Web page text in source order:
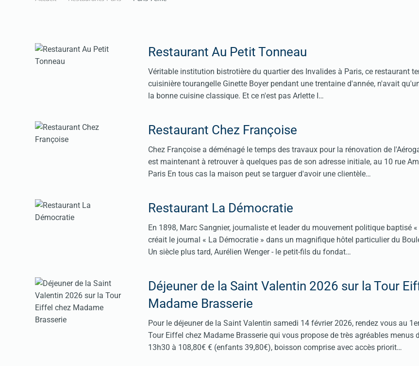
Restaurant Au Petit Tonneau
Véritable institution bistrotière du quartier des Invalides à Paris, ce restaurant
cuisinière tourangelle Ginette Boyer pendant une trentaine d'année, n'avait
la bonne cuisine classique. Et ce n'est pas Arlette I…
Restaurant Chez Françoise
Chez Françoise a déménagé le temps des travaux pour la rénovation de
est maintenant à retrouver à quelques pas de son adresse initiale, au 10 rue
Paris En tous cas la maison peut se targuer d'avoir une clientèle…
Restaurant La Démocratie
En 1898, Marc Sangnier, journaliste et leader du mouvement politique baptisé «
créait le journal « La Démocratie » dans un magnifique hôtel particulier du
Un siècle plus tard, Aurélien Wenger - le petit-fils du fondat…
Déjeuner de la Saint Valentin 2026 sur la Tour
Madame Brasserie
Pour le déjeuner de la Saint Valentin samedi 14 février 2026, rendez vous au
Tour Eiffel chez Madame Brasserie qui vous propose de très agréables menus
13h30 à 108,80€ € (enfants 39,80€), boisson comprise avec accès priorit…